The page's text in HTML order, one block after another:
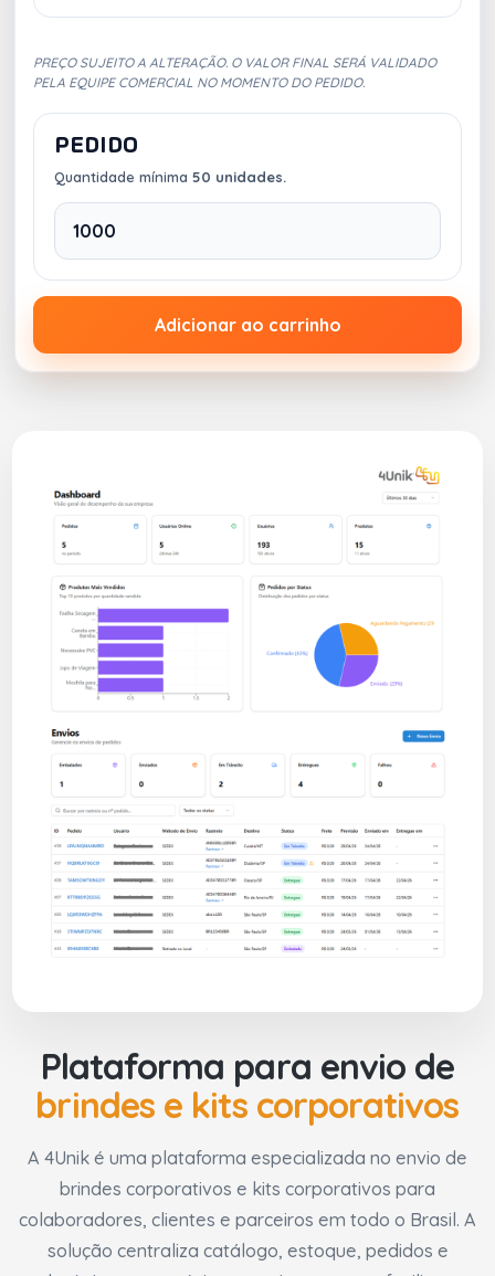
PREÇO SUJEITO A ALTERAÇÃO. O VALOR FINAL SERÁ VALIDADO
PELA EQUIPE COMERCIAL NO MOMENTO DO PEDIDO.
PEDIDO
Quantidade mínima 50 unidades.
Adicionar ao carrinho
Plataforma para envio de
brindes e kits corporativos
A 4Unik é uma plataforma especializada no envio de
brindes corporativos e kits corporativos para
colaboradores, clientes e parceiros em todo o Brasil. A
solução centraliza catálogo, estoque, pedidos e